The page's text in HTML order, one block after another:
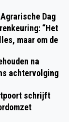
Dag
“Het
maar om de
na
achtervolging
schrijft